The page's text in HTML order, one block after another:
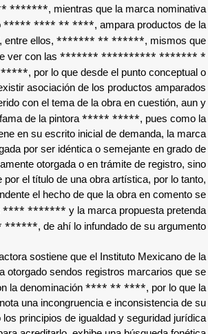
** ** **** ** ** *******, mientras
solicitada a registro***** **** ** ****,
clase **Internacional, entre ellos,*******
no tienen nada que ver con las*******
********* ***********, por lo que
ideológico no puede existir asociación de
por el signo referido con el tema de la
cuando sea notoria la fama de la pintora
propia actora sostiene en su escrito inicial
solicitada no fue negada por ser idéntica o
confusión a una previamente otorgada o en
por conformarse por el título de una
resulta intrascendente el hecho de
componga de**** ******* y la
amparar******* ** ******, de ahí lo
Asimismo, la actora sostiene que el
Propiedad Industrial ha otorgado sendos
conforman con la denominación
negativa registral, denota una
criterio y pasa por alto los principios de